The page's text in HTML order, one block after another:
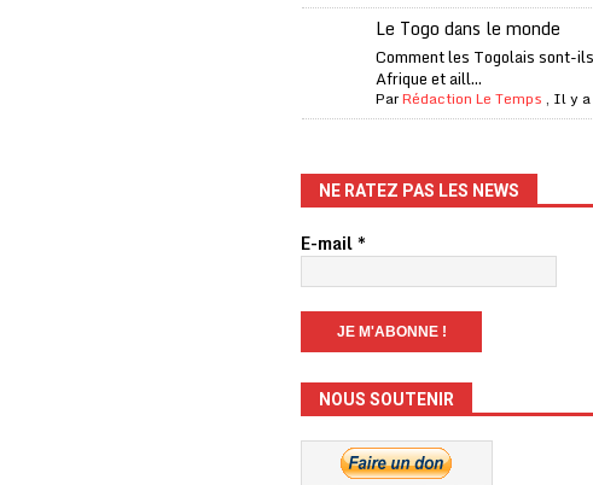
Le Togo dans le monde
Comment les Togolais sont-
Afrique et aill...
ParRédaction Le Temps , Il y a
NE RATEZ PAS LES NEWS
E-mail*
NOUS SOUTENIR